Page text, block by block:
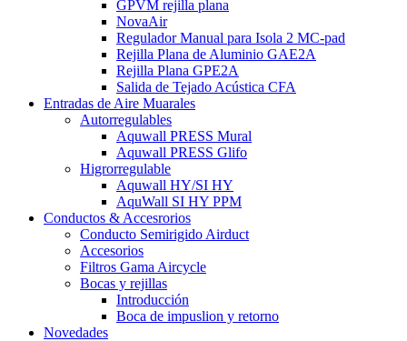
GPVM rejilla plana
NovaAir
Regulador Manual para Isola 2 MC-pad
Rejilla Plana de Aluminio GAE2A
Rejilla Plana GPE2A
Salida de Tejado Acústica CFA
Entradas de Aire Muarales
Autorregulables
Aquwall PRESS Mural
Aquwall PRESS Glifo
Higrorregulable
Aquwall HY/SI HY
AquWall SI HY PPM
Conductos & Accesrorios
Conducto Semirigido Airduct
Accesorios
Filtros Gama Aircycle
Bocas y rejillas
Introducción
Boca de impuslion y retorno
Novedades